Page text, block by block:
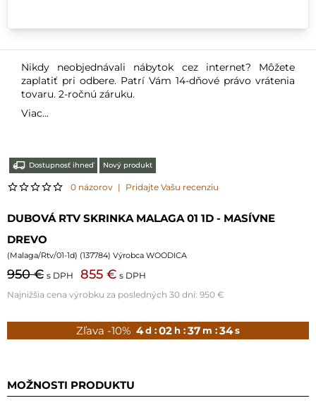
Nikdy neobjednávali nábytok cez internet? Môžete
zaplatiť pri odbere. Patrí Vám 14-dňové právo vrátenia
tovaru. 2-ročnú záruku.
Viac...
Dostupnosť ihneď Nový produkt
0 názorov | Pridajte Vašu recenziu
DUBOVÁ RTV SKRINKA MALAGA 01 1D - MASÍVNE
DREVO
(Malaga/Rtv/01-1d) (137784) Výrobca WOODICA
950 € s DPH 855 € s DPH
Najnižšia cena výrobku za posledných 30 dní: 950 €
Zľava -10% 4d :02 h :37 m :33 s
MOŽNOSTI PRODUKTU